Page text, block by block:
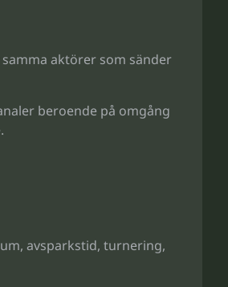
aktörer som sänder
beroende på omgång
avsparkstid, turnering,